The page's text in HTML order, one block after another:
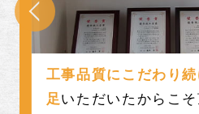
工事品質にこだわり
足 いただいたからこ